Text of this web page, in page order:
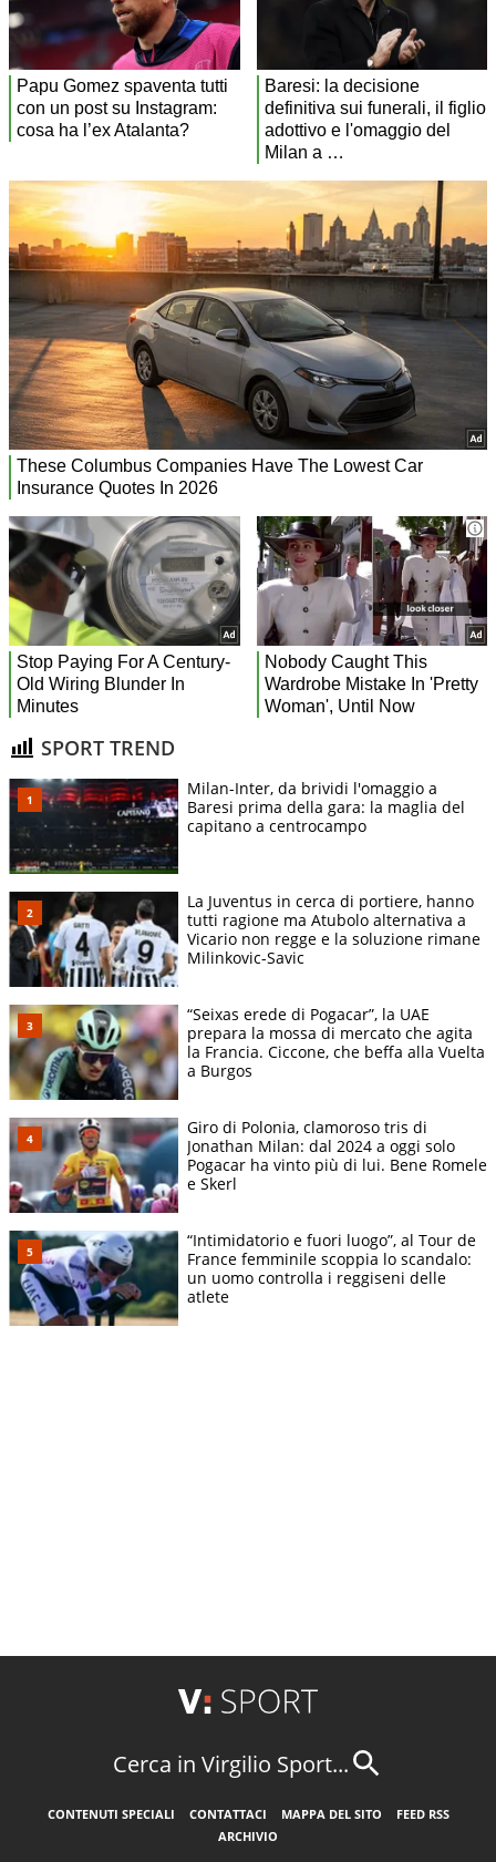
SPORT TREND
Milan-Inter, da brividi l'omaggio a
Baresi prima della gara: la maglia del
capitano a centrocampo
La Juventus in cerca di portiere, hanno
tutti ragione ma Atubolo alternativa a
Vicario non regge e la soluzione rimane
Milinkovic-Savic
“Seixas erede di Pogacar”, la UAE
prepara la mossa di mercato che agita
la Francia. Ciccone, che beffa alla Vuelta
a Burgos
Giro di Polonia, clamoroso tris di
Jonathan Milan: dal 2024 a oggi solo
Pogacar ha vinto più di lui. Bene Romele
e Skerl
“Intimidatorio e fuori luogo”, al Tour de
France femminile scoppia lo scandalo:
un uomo controlla i reggiseni delle
atlete
Cerca in Virgilio Sport...
CONTENUTI SPECIALI CONTATTACI MAPPA DEL SITO
FEED RSS
ARCHIVIO